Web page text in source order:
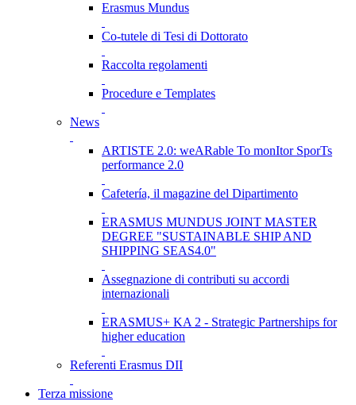
Erasmus Mundus
Co-tutele di Tesi di Dottorato
Raccolta regolamenti
Procedure e Templates
News
ARTISTE 2.0: weARable To monItor SporTs
performance 2.0
Cafetería, il magazine del Dipartimento
ERASMUS MUNDUS JOINT MASTER
DEGREE "SUSTAINABLE SHIP AND
SHIPPING SEAS4.0"
Assegnazione di contributi su accordi
internazionali
ERASMUS+ KA 2 - Strategic Partnerships for
higher education
Referenti Erasmus DII
Terza missione